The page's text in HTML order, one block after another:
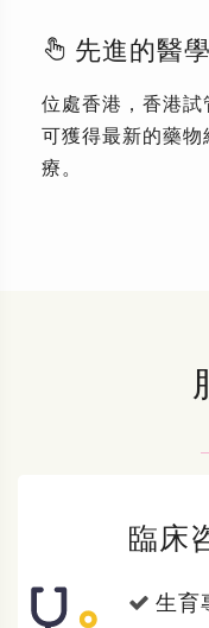
先進的醫
位處香港，香港
可獲得最新的藥
療。
臨床
生育